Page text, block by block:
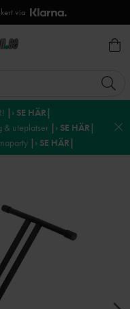
via
|› SE HÄR|
& uteplatser |› SE HÄR|
|› SE HÄR|